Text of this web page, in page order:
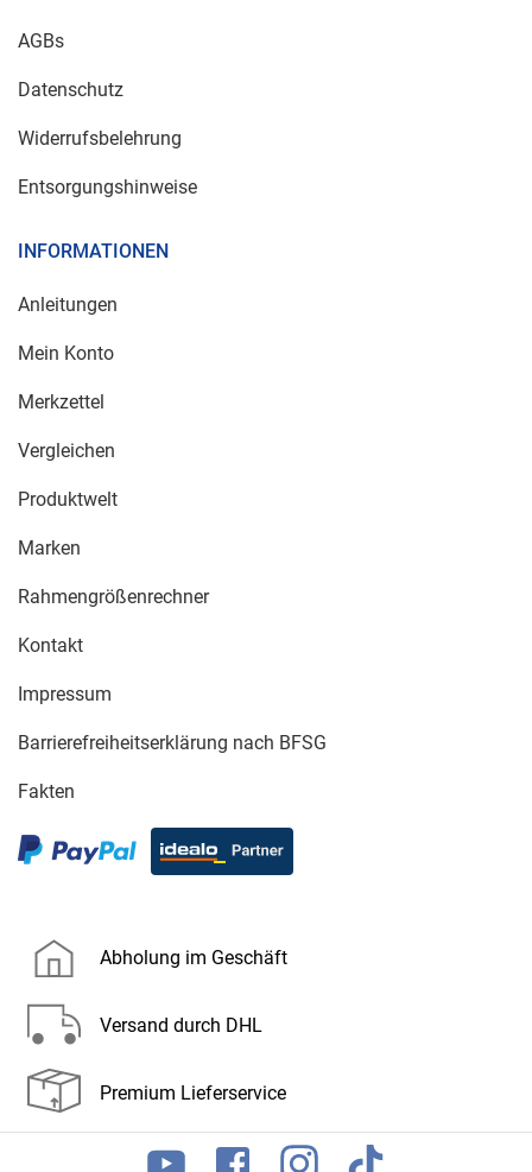
AGBs
Datenschutz
Widerrufsbelehrung
Entsorgungshinweise
INFORMATIONEN
Anleitungen
Mein Konto
Merkzettel
Vergleichen
Produktwelt
Marken
Rahmengrößenrechner
Kontakt
Impressum
Barrierefreiheitserklärung nach BFSG
Fakten
Abholung im Geschäft
Versand durch DHL
Premium Lieferservice